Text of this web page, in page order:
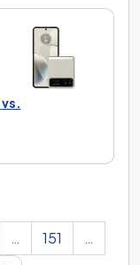
vs.
… 151
…